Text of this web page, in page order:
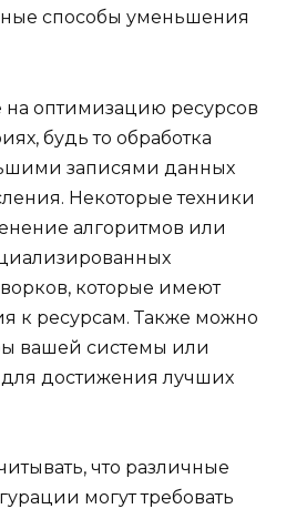
способы уменьшения
оптимизацию ресурсов
будь то обработка
записями данных
Некоторые техники
алгоритмов или
которые имеют
к ресурсам. Также можно
вашей системы или
достижения лучших
что различные
могут требовать